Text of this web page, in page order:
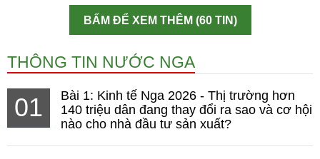
BẤM ĐỂ XEM THÊM (60 TIN)
THÔNG TIN NƯỚC NGA
01
Bài 1: Kinh tế Nga 2026 - Thị trường hơn
140 triệu dân đang thay đổi ra sao và cơ hội
nào cho nhà đầu tư sản xuất?